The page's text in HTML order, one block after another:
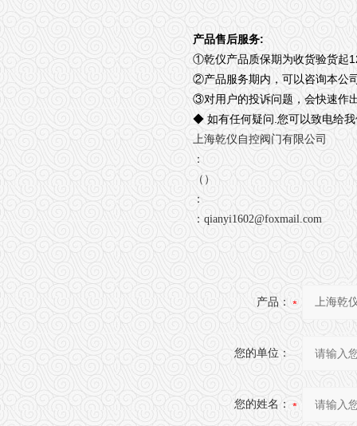
产品售后服务:
①乾仪产品质保期为收货验货起
②产品服务期内，可以咨询本公
③对用户的投诉问题，会快速作
◆ 如有任何疑问 您可以致电给
上海乾仪自控阀门有限公司
：
（）
：
： qianyi1602@foxmail.com
产品：
您的单位：
您的姓名：